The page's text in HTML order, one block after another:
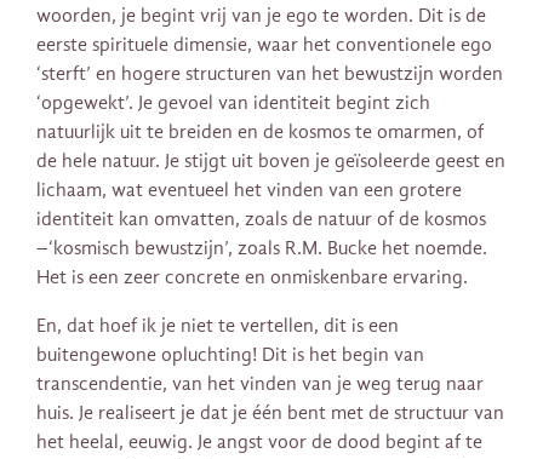
woorden, je begint vrij van je ego te worden. Dit is de
eerste spirituele dimensie, waar het conventionele ego
‘sterft’ en hogere structuren van het bewustzijn worden
‘opgewekt’. Je gevoel van identiteit begint zich
natuurlijk uit te breiden en de kosmos te omarmen, of
de hele natuur. Je stijgt uit boven je geïsoleerde geest en
lichaam, wat eventueel het vinden van een grotere
identiteit kan omvatten, zoals de natuur of de kosmos
–‘kosmisch bewustzijn’, zoals R.M. Bucke het noemde.
Het is een zeer concrete en onmiskenbare ervaring.
En, dat hoef ik je niet te vertellen, dit is een
buitengewone opluchting! Dit is het begin van
transcendentie, van het vinden van je weg terug naar
huis. Je realiseert je dat je één bent met de structuur van
het heelal, eeuwig. Je angst voor de dood begint af te